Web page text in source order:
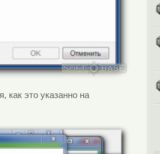
как это указанно на